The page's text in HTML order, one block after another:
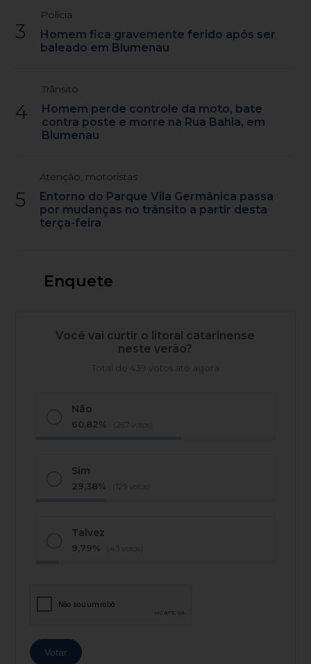
3
Polícia
Homem fica gravemente ferido após ser
baleado em Blumenau
4
Trânsito
Homem perde controle da moto, bate
contra poste e morre na Rua Bahia, em
Blumenau
5
Atenção, motoristas
Entorno do Parque Vila Germânica passa
por mudanças no trânsito a partir desta
terça-feira
Enquete
Você vai curtir o litoral catarinense
neste verão?
Total de 439 votos até agora
Não
60,82% (267 votos)
Sim
29,38% (129 votos)
Talvez
9,79% (43 votos)